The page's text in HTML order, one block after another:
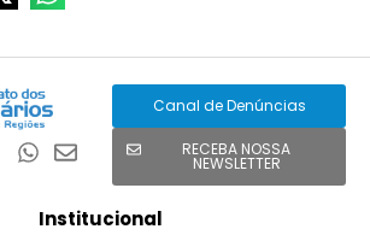
Canal de Denúncias
RECEBA NOSSA
NEWSLETTER
Institucional